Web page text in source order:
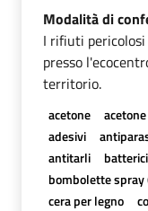
Modalità di
I rifiuti
presso
territorio.
acetone
adesivi
antitarli
bombolette spray
cera per legno